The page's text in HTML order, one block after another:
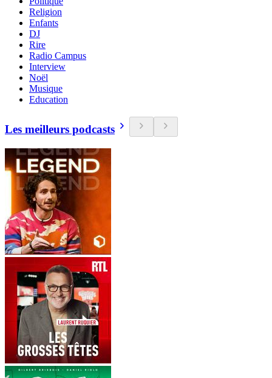
Religion
Enfants
DJ
Rire
Radio Campus
Interview
Noël
Musique
Education
Les meilleurs podcasts